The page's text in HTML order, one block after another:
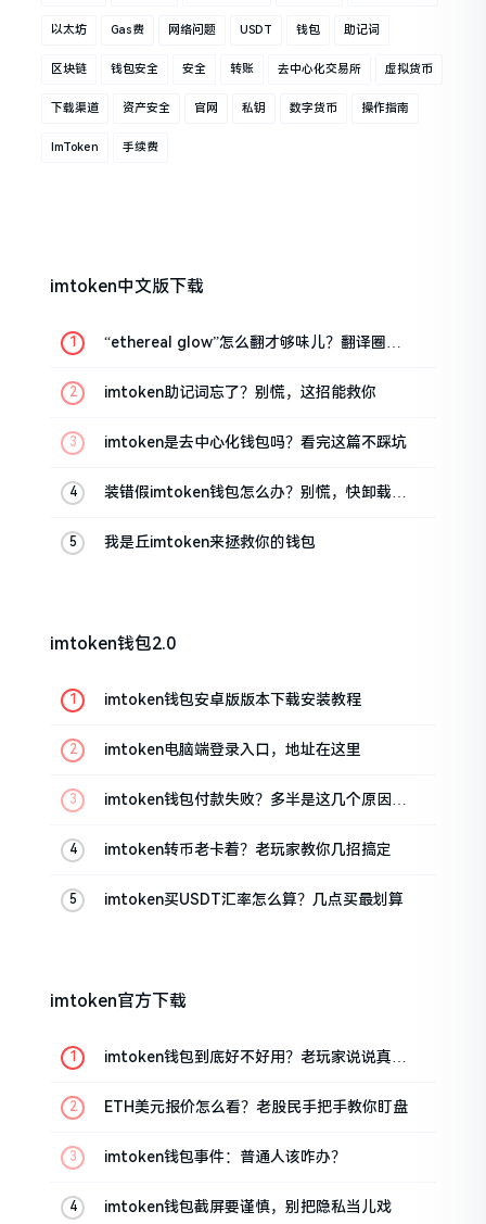
以太坊 Gas费 网络问题 USDT 钱包 助记词
区块链 钱包安全 安全 转账 去中心化交易所 虚拟货币
下载渠道 资产安全 官网 私钥 数字货币 操作指南
ImToken 手续费
imtoken中文版下载
“ethereal glow”怎么翻才够味儿？翻译圈老
imtoken助记词忘了？别慌，这招能救你
imtoken是去中心化钱包吗？看完这篇不踩坑
装错假imtoken钱包怎么办？别慌，快卸载，
我是丘imtoken来拯救你的钱包
imtoken钱包2.0
imtoken钱包安卓版版本下载安装教程
imtoken电脑端登录入口，地址在这里
imtoken钱包付款失败？多半是这几个原因闹
imtoken转币老卡着？老玩家教你几招搞定
imtoken买USDT汇率怎么算？几点买最划算
imtoken官方下载
imtoken钱包到底好不好用？老玩家说说真实
ETH美元报价怎么看？老股民手把手教你盯盘
imtoken钱包事件：普通人该咋办？
imtoken钱包截屏要谨慎，别把隐私当儿戏